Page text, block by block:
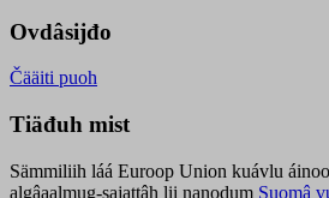
Ovdâsijđo
Čääiti puoh
Tiäđuh mist
Sämmiliih láá Euroop Union kuávlu
algâaalmug-sajattâh lii nanodum Suomâ